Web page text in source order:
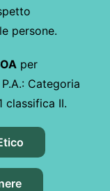
persone.
per
Categoria
classifica II.